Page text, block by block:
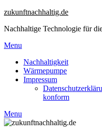
Skip
content
zukunftnachhaltig.de
Nachhaltige Technologie für
Menu
Nachhaltigkeit
Wärmepumpe
Impressum
konform
Menu